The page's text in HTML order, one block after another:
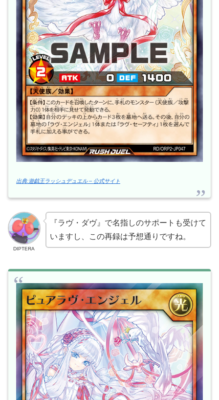
出典:遊戯王ラッシュデュエル – 公式サイト
DIPTERA
『ラヴ・ダヴ』で名指しのサポートも受けて
いますし、この再録は予想通りですね。